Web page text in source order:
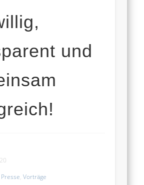
und
Presse,Vorträge